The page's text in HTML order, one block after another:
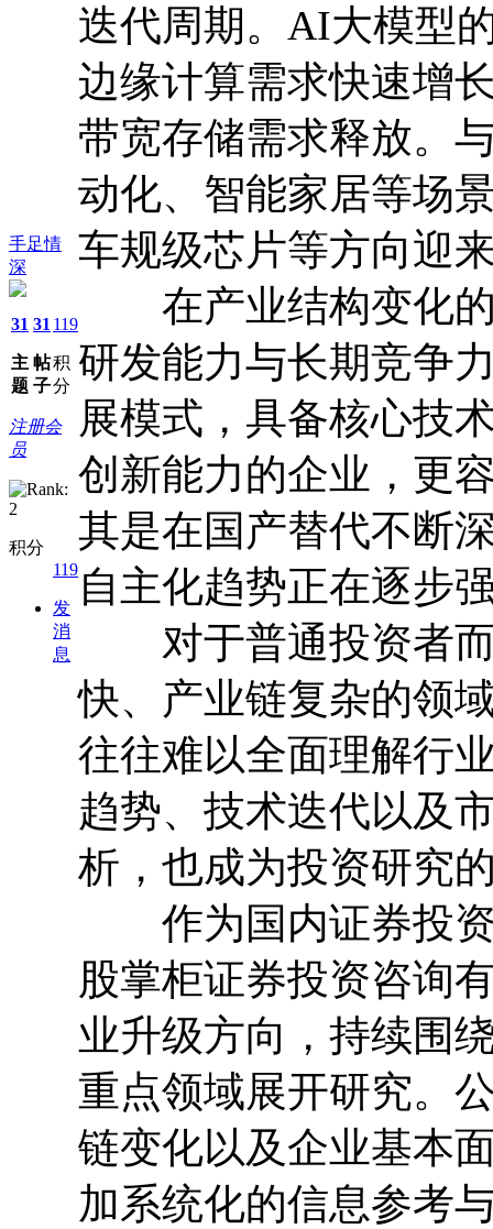
手足情
深
31
主
题
31
帖
子
119
积
分
注册会
员
积分
119
发
消
息
迭代周期。AI大模型
边缘计算需求快速增
带宽存储需求释放。
动化、智能家居等场
车规级芯片等方向迎
在产业结构变化的
研发能力与长期竞争
展模式，具备核心技
创新能力的企业，更
其是在国产替代不断
自主化趋势正在逐步
对于普通投资者而
快、产业链复杂的领
往往难以全面理解行
趋势、技术迭代以及
析，也成为投资研究
作为国内证券投资
股掌柜证券投资咨询
业升级方向，持续围
重点领域展开研究。
链变化以及企业基本
加系统化的信息参考